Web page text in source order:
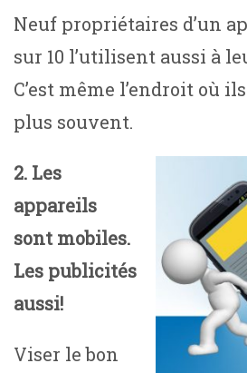
Neuf propriétaires d’un
sur 10 l’utilisent aussi à
C’est même l’endroit où
plus souvent.
2. Les
appareils
sont mobiles.
Les publicités
aussi!
Viser le bon